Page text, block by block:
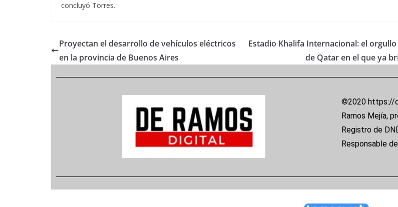
concluyó Torres.
Proyectan el desarrollo de vehículos eléctricos
en la provincia de Buenos Aires
Estadio Khalifa Internacional: el
de Qatar en el que ya
©2020 https://
Ramos Mejía,
Registro de
Responsable